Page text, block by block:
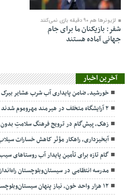
۰۹ فروردین ۱۳۹۷
لژیونرها هم ۹۰ دقیقه بازی نمی‌کنند
شفر: بازیکنان ما برای جام
جهانی آماده هستند
آخرین اخبار
خورشید، ضامن پایداری آب شرب عشایر بیرک
۲ آرایشگاه متخلف در هیرمند مهروموم شدند
زهک، پیش‌گام در ترویج فرهنگ سلامتِ
آبخیزداری، راهکار مؤثر کاهش خسارات
گام تازه برای تأمین پایدار آب روستاهای
مدرسه انتظامی در سیستان‌وبلوچستان
۱۲ هزار واحد خون، نیاز پنهان سیستان‌وبلوچستان